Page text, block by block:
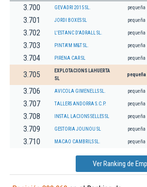
3.700 GEVADRI 2015 SL. pequeña
3.701 JORDI BOXES SL pequeña
3.702 L'ESTANC D'ADRALL SL. pequeña
3.703 PINTA'M M&T SL. pequeña
3.704 PIRENA CAR SL pequeña
3.705
EXPLOTACIONS LAHUERTA
SL
pequeña
3.706 AVICOLA GIMENELLS SL. pequeña
3.707 TALLERS ANDORRA S.C.P. pequeña
3.708 INSTAL LACIONS SELLES SL pequeña
3.709 GESTORIA JOUNOU SL pequeña
3.710 MACAO CAMBRILS SL. pequeña
Ver Ranking de